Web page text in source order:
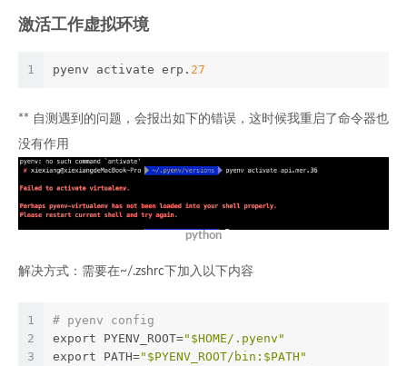
激活工作虚拟环境
1 pyenv activate erp. 27
** 自测遇到的问题，会报出如下的错误，这时候我重启了命令器也
没有作用
python
解决方式：需要在~/.zshrc下加入以下内容
1
2
3
# pyenv config
export PYENV_ROOT=" $HOME /.pyenv"
export PATH=" $PYENV_ROOT/bin: $PATH "